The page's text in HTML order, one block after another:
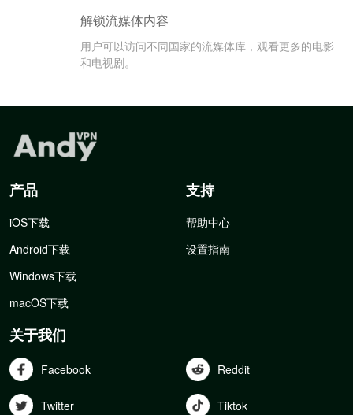
解锁流媒体内容
用户可以访问不同国家的流媒体库，观看更多的电影
和电视剧。
产品
iOS下载
Android下载
Windows下载
macOS下载
支持
帮助中心
设置指南
关于我们
Facebook Reddit
Twitter Tiktok